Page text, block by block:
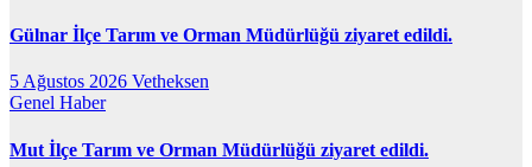
Gülnar İlçe Tarım ve Orman Müdürlüğü ziyaret edildi.
5 Ağustos 2026 Vetheksen
Genel Haber
Mut İlçe Tarım ve Orman Müdürlüğü ziyaret edildi.